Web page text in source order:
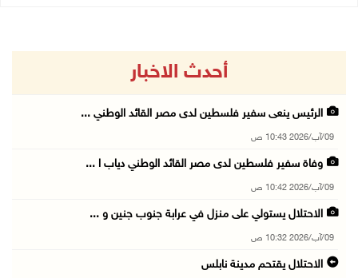
أحدث الاخبار
الرئيس ينعى سفير فلسطين لدى مصر القائد الوطني ...
09/آب/2026 10:43 ص
وفاة سفير فلسطين لدى مصر القائد الوطني دياب ا ...
09/آب/2026 10:42 ص
الاحتلال يستولي على منزل في عرابة جنوب جنين و ...
09/آب/2026 10:32 ص
الاحتلال يقتحم مدينة نابلس